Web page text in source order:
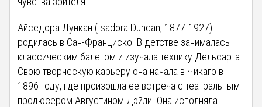
Айседора Дункан (Isadora Duncan; 1877-1927)
родилась в Сан-Франциско. В детстве занималась
классическим балетом и изучала технику Дельсарта.
Свою творческую карьеру она начала в Чикаго в
1896 году, где произошла ее встреча с театральным
продюсером Августином Дэйли. Она исполняла